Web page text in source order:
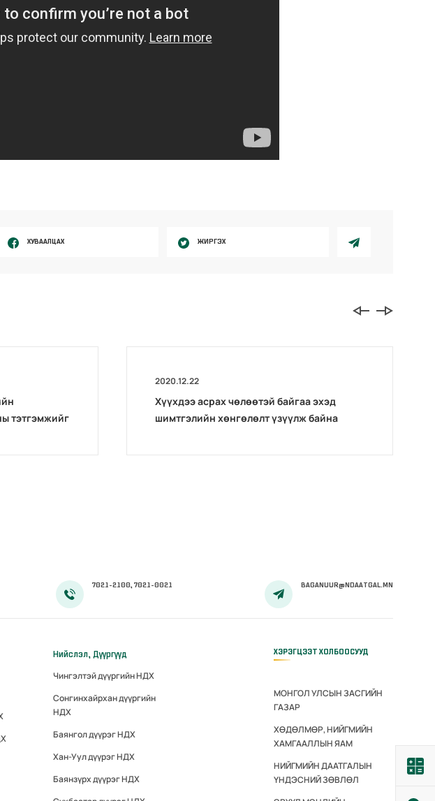
ХУВААЛЦАХ ЖИРГЭХ
тэтгэмжийг
2020.12.22
Хүүхдээ асрах чөлөөтэй байгаа эхэд
шимтгэлийн хөнгөлөлт үзүүлж байна
7021-2100, 7021-0021 BAGANUUR@NDAATGAL.MN
Нийслэл, Дүүргүүд
Чингэлтэй дүүргийн НДХ
Сонгинхайрхан дүүргийн
НДХ
Баянгол дүүрэг НДХ
Хан-Уул дүүрэг НДХ
Баянзүрх дүүрэг НДХ
ХЭРЭГЦЭЭТ ХОЛБООСУУД
МОНГОЛ УЛСЫН ЗАСГИЙН
ГАЗАР
ХӨДӨЛМӨР, НИЙГМИЙН
ХАМГААЛЛЫН ЯАМ
НИЙГМИЙН ДААТГАЛЫН
ҮНДЭСНИЙ ЗӨВЛӨЛ